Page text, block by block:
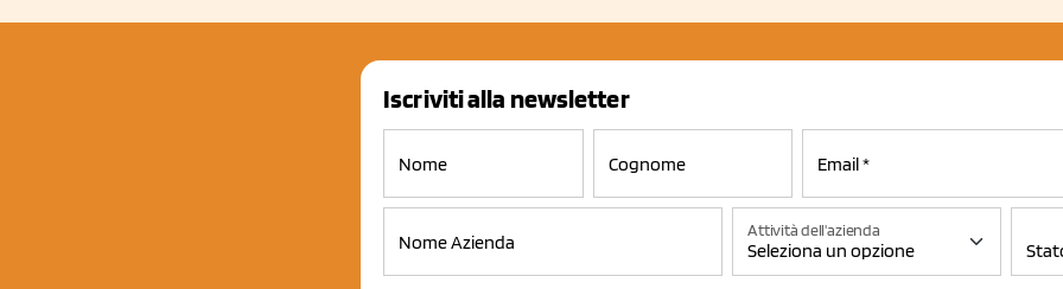
Iscriviti alla newsletter
Attività dell'azienda